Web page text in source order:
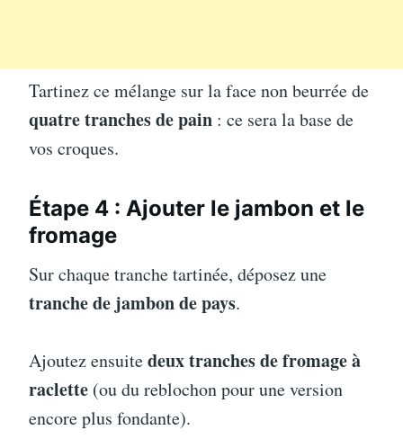
Tartinez ce mélange sur la face non beurrée de
quatre tranches de pain : ce sera la base de
vos croques.
Étape 4 : Ajouter le jambon et le
fromage
Sur chaque tranche tartinée, déposez une
tranche de jambon de pays.
Ajoutez ensuitedeux tranches de fromage à
raclette (ou du reblochon pour une version
encore plus fondante).